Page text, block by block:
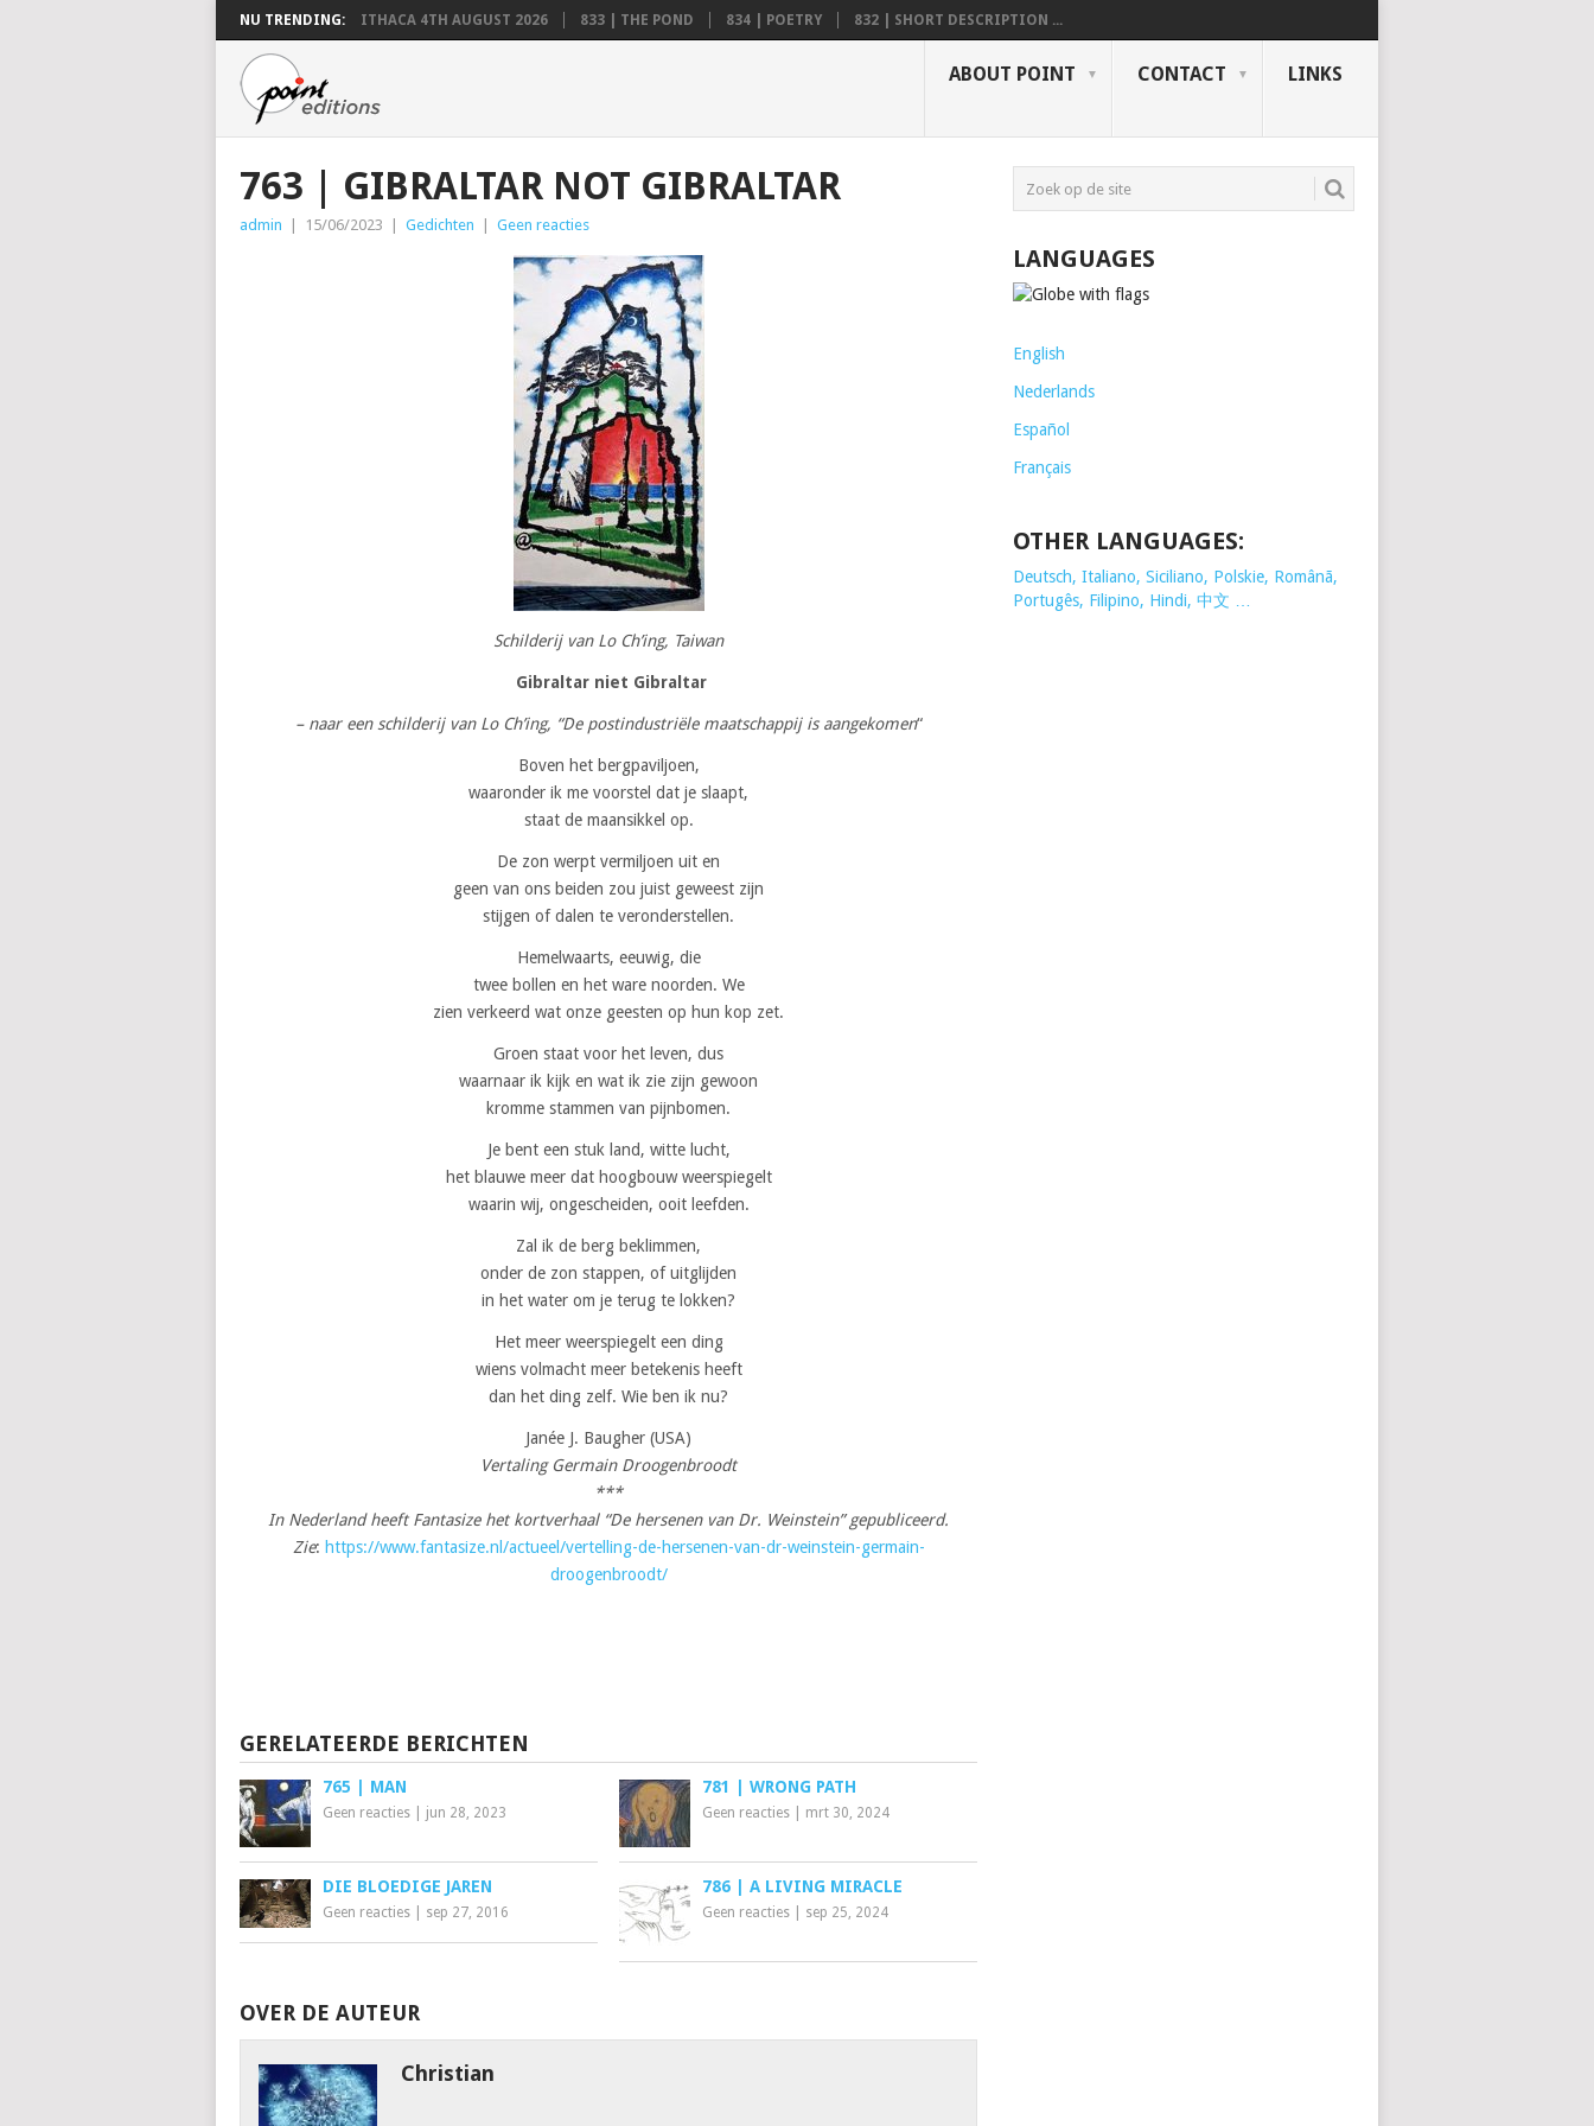
NU TRENDING: ITHACA 4TH AUGUST 2026 833 | THE POND 834 | POETRY 832 | SHORT DESCRIPTION ...
ABOUT POINT CONTACT LINKS
763 | GIBRALTAR NOT GIBRALTAR
admin 15/06/2023 Gedichten Geen reacties
Schilderij van Lo Ch’ing, Taiwan
Gibraltar niet Gibraltar
– naar een schilderij van Lo Ch’ing, “De postindustriële maatschappij is aangekomen“
Boven het bergpaviljoen,
waaronder ik me voorstel dat je slaapt,
staat de maansikkel op.
De zon werpt vermiljoen uit en
geen van ons beiden zou juist geweest zijn
stijgen of dalen te veronderstellen.
Hemelwaarts, eeuwig, die
twee bollen en het ware noorden. We
zien verkeerd wat onze geesten op hun kop zet.
Groen staat voor het leven, dus
waarnaar ik kijk en wat ik zie zijn gewoon
kromme stammen van pijnbomen.
Je bent een stuk land, witte lucht,
het blauwe meer dat hoogbouw weerspiegelt
waarin wij, ongescheiden, ooit leefden.
Zal ik de berg beklimmen,
onder de zon stappen, of uitglijden
in het water om je terug te lokken?
Het meer weerspiegelt een ding
wiens volmacht meer betekenis heeft
dan het ding zelf. Wie ben ik nu?
Janée J. Baugher (USA)
Vertaling Germain Droogenbroodt
***
In Nederland heeft Fantasize het kortverhaal “De hersenen van Dr. Weinstein” gepubliceerd.
Zie: https://www.fantasize.nl/actueel/vertelling-de-hersenen-van-dr-weinstein-germain-
droogenbroodt/
GERELATEERDE BERICHTEN
765 | MAN
Geen reacties jun 28, 2023
781 | WRONG PATH
Geen reacties mrt 30, 2024
DIE BLOEDIGE JAREN
Geen reacties sep 27, 2016
786 | A LIVING MIRACLE
Geen reacties sep 25, 2024
OVER DE AUTEUR
Christian
LANGUAGES
English
Nederlands
Español
Français
OTHER LANGUAGES:
Deutsch, Italiano, Siciliano, Polskie, Românã,
Portugês, Filipino, Hindi, 中文 …